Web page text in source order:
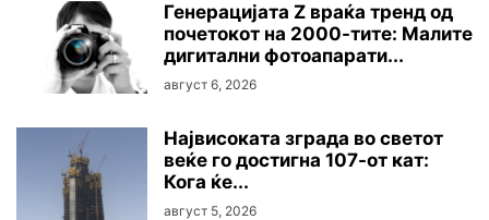
Генерацијата Z враќа тренд од
почетокот на 2000-тите: Малите
дигитални фотоапарати...
август 6, 2026
Највисоката зграда во светот
веќе го достигна 107-от кат:
Кога ќе...
август 5, 2026